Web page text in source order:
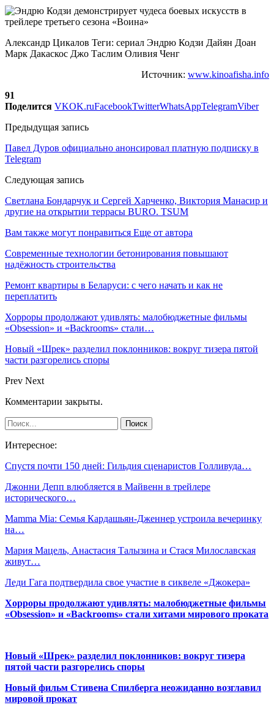
Александр Цикалов Теги: сериал Эндрю Кодзи Дайян Доан
Марк Дакаскос Джо Таслим Оливия Ченг
Источник: www.kinoafisha.info
91
Поделится VKOK.ruFacebookTwitterWhatsAppTelegramViber
Предыдущая запись
Павел Дуров официально анонсировал платную подписку в
Telegram
Следующая запись
Светлана Бондарчук и Сергей Харченко, Виктория Манасир и
другие на открытии террасы BURO. TSUM
Вам также могут понравиться Еще от автора
Современные технологии бетонирования повышают
надёжность строительства
Ремонт квартиры в Беларуси: с чего начать и как не
переплатить
Хорроры продолжают удивлять: малобюджетные фильмы
«Obsession» и «Backrooms» стали…
Новый «Шрек» разделил поклонников: вокруг тизера пятой
части разгорелись споры
Prev Next
Комментарии закрыты.
Интересное:
Спустя почти 150 дней: Гильдия сценаристов Голливуда…
Джонни Депп влюбляется в Майвенн в трейлере
исторического…
Mamma Mia: Семья Кардашьян-Дженнер устроила вечеринку
на…
Мария Мацель, Анастасия Талызина и Стася Милославская
живут…
Леди Гага подтвердила свое участие в сиквеле «Джокера»
Хорроры продолжают удивлять: малобюджетные фильмы
«Obsession» и «Backrooms» стали хитами мирового проката
Новый «Шрек» разделил поклонников: вокруг тизера
пятой части разгорелись споры
Новый фильм Стивена Спилберга неожиданно возглавил
мировой прокат